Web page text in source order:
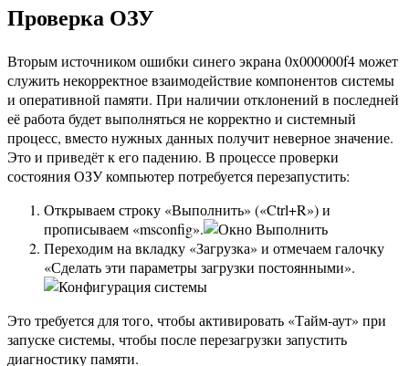
Проверка ОЗУ
Вторым источником ошибки синего экрана 0x000000f4 может
служить некорректное взаимодействие компонентов системы
и оперативной памяти. При наличии отклонений в последней
её работа будет выполняться не корректно и системный
процесс, вместо нужных данных получит неверное значение.
Это и приведёт к его падению. В процессе проверки
состояния ОЗУ компьютер потребуется перезапустить:
Открываем строку «Выполнить» («Ctrl+R») и
прописываем «msconfig».
Переходим на вкладку «Загрузка» и отмечаем галочку
«Сделать эти параметры загрузки постоянными».
Это требуется для того, чтобы активировать «Тайм-аут» при
запуске системы, чтобы после перезагрузки запустить
диагностику памяти.